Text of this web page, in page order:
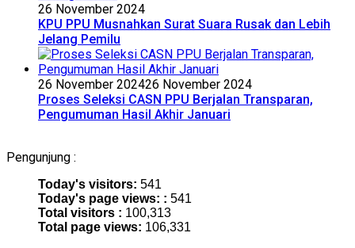
26 November 2024
KPU PPU Musnahkan Surat Suara Rusak dan Lebih
Jelang Pemilu
26 November 202426 November 2024
Proses Seleksi CASN PPU Berjalan Transparan,
Pengumuman Hasil Akhir Januari
Pengunjung :
Today's visitors: 541
Today's page views: : 541
Total visitors : 100,313
Total page views: 106,331